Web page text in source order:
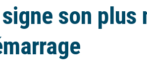
son plus